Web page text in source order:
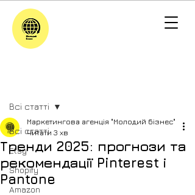
Всі статті
Etsy
Shopify
Amazon
Всі статті
Тренди 2025: прогнози та
рекомендації Pinterest і
Pantone
Маркетингова агенція "Молодий бізнес"
Читати 3 хв